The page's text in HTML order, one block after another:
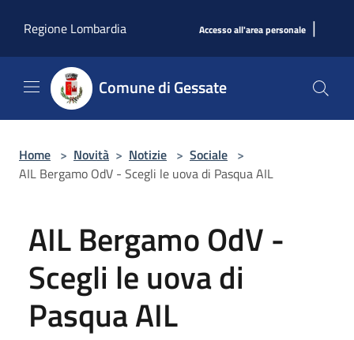
Regione Lombardia
Accesso all'area personale |
Comune di Gessate
Home > Novità > Notizie > Sociale >
AIL Bergamo OdV - Scegli le uova di Pasqua AIL
AIL Bergamo OdV -
Scegli le uova di
Pasqua AIL